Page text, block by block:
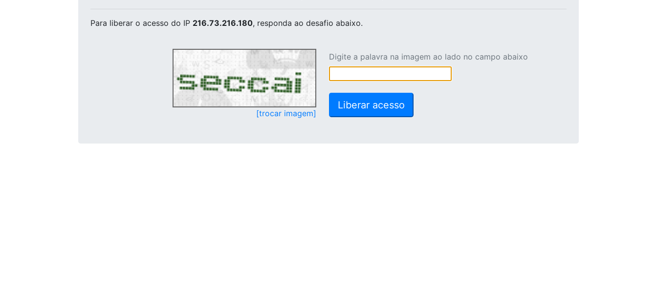
Para liberar o acesso do IP 216.73.216.180, responda ao desafio abaixo.
[trocar imagem]
Digite a palavra na imagem ao lado no campo abaixo